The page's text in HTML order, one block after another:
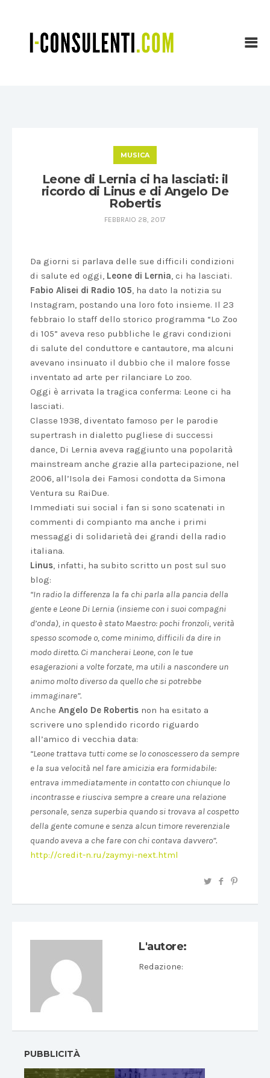
MUSICA
Leone di Lernia ci ha lasciati: il
ricordo di Linus e di Angelo De
Robertis
FEBBRAIO 28, 2017
Da giorni si parlava delle sue difficili condizioni
di salute ed oggi, Leone di Lernia, ci ha lasciati.
Fabio Alisei di Radio 105, ha dato la notizia su
Instagram, postando una loro foto insieme. Il 23
febbraio lo staff dello storico programma “Lo Zoo
di 105” aveva reso pubbliche le gravi condizioni
di salute del conduttore e cantautore, ma alcuni
avevano insinuato il dubbio che il malore fosse
inventato ad arte per rilanciare Lo zoo.
Oggi è arrivata la tragica conferma: Leone ci ha
lasciati.
Classe 1938, diventato famoso per le parodie
supertrash in dialetto pugliese di successi
dance, Di Lernia aveva raggiunto una popolarità
mainstream anche grazie alla partecipazione, nel
2006, all’Isola dei Famosi condotta da Simona
Ventura su RaiDue.
Immediati sui social i fan si sono scatenati in
commenti di compianto ma anche i primi
messaggi di solidarietà dei grandi della radio
italiana.
Linus, infatti, ha subito scritto un post sul suo
blog:
“In radio la differenza la fa chi parla alla pancia della
gente e Leone Di Lernia (insieme con i suoi compagni
d’onda), in questo è stato Maestro: pochi fronzoli, verità
spesso scomode o, come minimo, difficili da dire in
modo diretto. Ci mancherai Leone, con le tue
esagerazioni a volte forzate, ma utili a nascondere un
animo molto diverso da quello che si potrebbe
immaginare”.
Anche Angelo De Robertis non ha esitato a
scrivere uno splendido ricordo riguardo
all’amico di vecchia data:
“Leone trattava tutti come se lo conoscessero da sempre
e la sua velocità nel fare amicizia era formidabile:
entrava immediatamente in contatto con chiunque lo
incontrasse e riusciva sempre a creare una relazione
personale, senza superbia quando si trovava al cospetto
della gente comune e senza alcun timore reverenziale
quando aveva a che fare con chi contava davvero”.
http://credit-n.ru/zaymyi-next.html
L'autore:
Redazione:
PUBBLICITÀ